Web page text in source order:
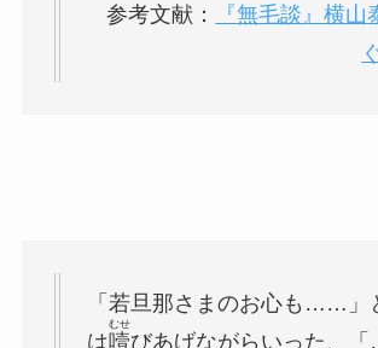
参考文献：
『無毛談』横山
「若旦那さまのお心も……」
は噎
むせ
びあげながらいった、